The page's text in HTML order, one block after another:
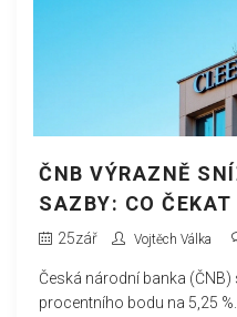
ČNB VÝRAZNĚ
SAZBY: CO
A HYPOTÉK
25zář Vojtěch Válka
Česká národní banka
procentního bodu na 5,25